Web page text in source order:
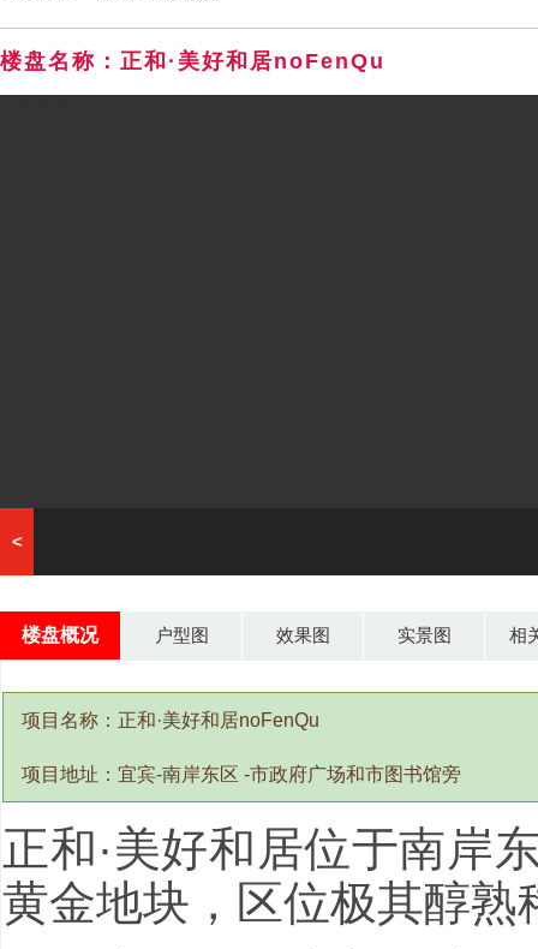
楼盘名称：正和·美好和居noFenQu
<
楼盘概况 户型图 效果图 实景图 相
项目名称：正和·美好和居noFenQu
项目地址：宜宾-南岸东区 -市政府广场和市图书馆旁
正和·美好和居位于南岸
黄金地块，区位极其醇熟